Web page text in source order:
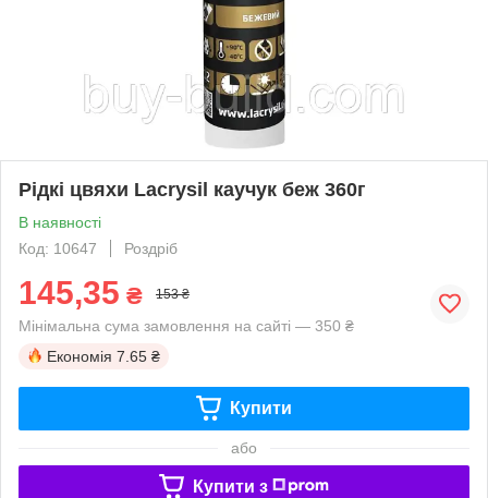
Рідкі цвяхи Lacrysil каучук беж 360г
В наявності
Код: 10647
Роздріб
145,35 ₴ 153 ₴
Мінімальна сума замовлення на сайті — 350 ₴
Економія 7.65 ₴
Купити
або
Купити з